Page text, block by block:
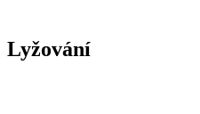
Lyžování